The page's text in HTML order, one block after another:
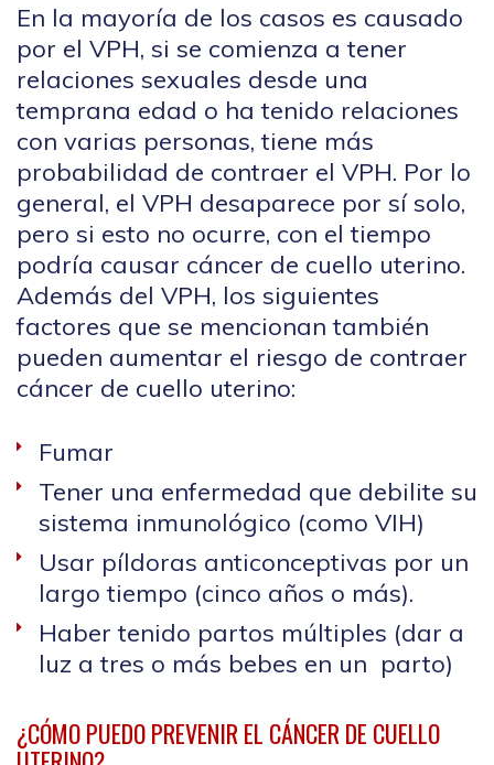
En la mayoría de los casos es causado
por el VPH, si se comienza a tener
relaciones sexuales desde una
temprana edad o ha tenido relaciones
con varias personas, tiene más
probabilidad de contraer el VPH. Por lo
general, el VPH desaparece por sí solo,
pero si esto no ocurre, con el tiempo
podría causar cáncer de cuello uterino.
Además del VPH, los siguientes
factores que se mencionan también
pueden aumentar el riesgo de contraer
cáncer de cuello uterino:
Fumar
Tener una enfermedad que debilite su
sistema inmunológico (como VIH)
Usar píldoras anticonceptivas por un
largo tiempo (cinco años o más).
Haber tenido partos múltiples (dar a
luz a tres o más bebes en un parto)
¿CÓMO PUEDO PREVENIR EL CÁNCER DE CUELLO